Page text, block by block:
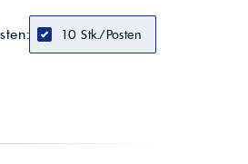
Hohe Scherstabilität,
Schutz bei Kaltstart und hohen
10 Stk./Posten